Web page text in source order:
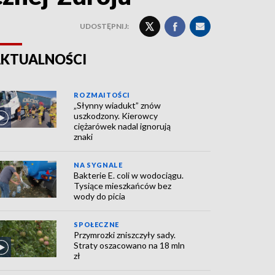
UDOSTĘPNIJ:
ROZMAITOŚCI
„Słynny wiadukt” znów
uszkodzony. Kierowcy
ciężarówek nadal ignorują
znaki
NA SYGNALE
Bakterie E. coli w wodociągu.
Tysiące mieszkańców bez
wody do picia
SPOŁECZNE
Przymrozki zniszczyły sady.
Straty oszacowano na 18 mln
zł